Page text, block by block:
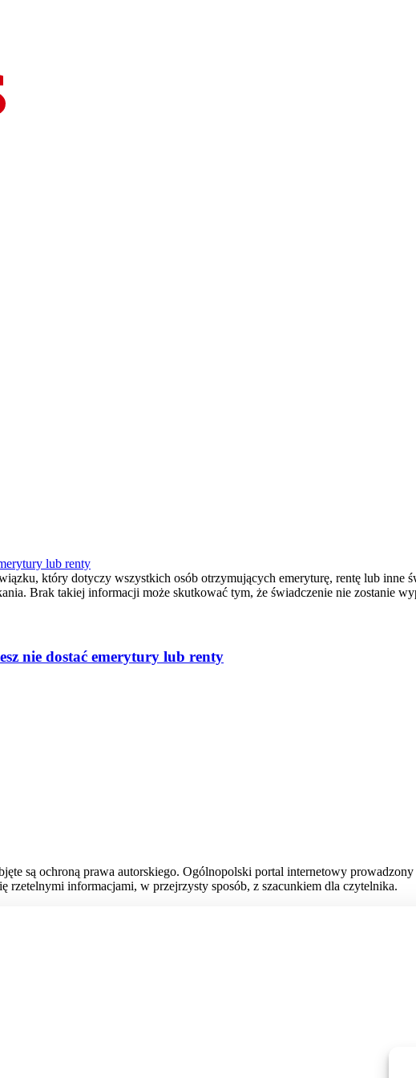
lub renty
który dotyczy wszystkich osób otrzymujących emeryturę, rentę lub inne
Brak takiej informacji może skutkować tym, że świadczenie nie zostanie
nie dostać emerytury lub renty
są ochroną prawa autorskiego. Ogólnopolski portal internetowy prowadzony
rzetelnymi informacjami, w przejrzysty sposób, z szacunkiem dla czytelnika.